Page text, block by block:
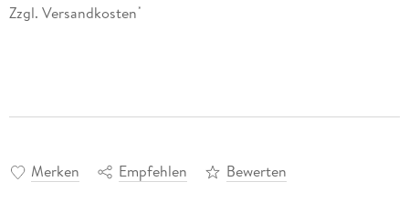
Zzgl. Versandkosten *
Merken Empfehlen Bewerten